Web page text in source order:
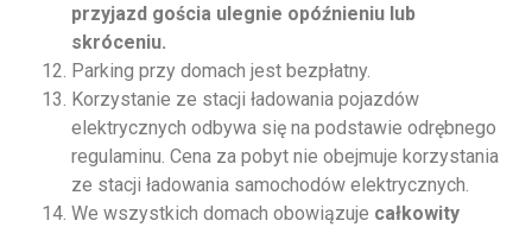
przyjazd gościa ulegnie opóźnieniu lub
skróceniu.
Parking przy domach jest bezpłatny.
Korzystanie ze stacji ładowania pojazdów
elektrycznych odbywa się na podstawie odrębnego
regulaminu. Cena za pobyt nie obejmuje korzystania
ze stacji ładowania samochodów elektrycznych.
We wszystkich domach obowiązuje całkowity